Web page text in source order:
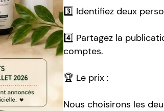
3️⃣ Identifiez deux
4️⃣ Partagez la
comptes.
🏆 Le prix :
Nous choisirons les